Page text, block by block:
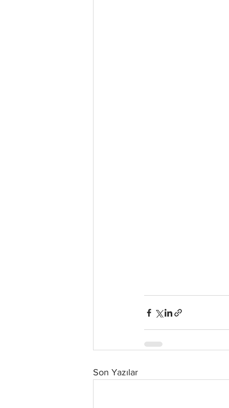
Son Yazılar